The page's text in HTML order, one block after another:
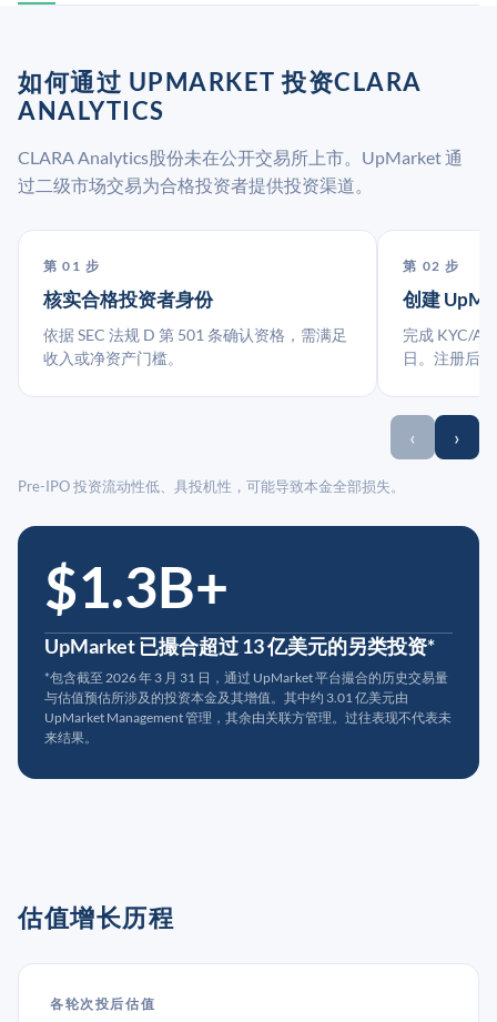
如何通过 UPMARKET 投资CLARA
ANALYTICS
CLARA Analytics股份未在公开交易所上市。UpMarket 通
过二级市场交易为合格投资者提供投资渠道。
第 01 步
核实合格投资者身份
依据 SEC 法规 D 第 501 条确认资格，需满足
收入或净资产门槛。
第 02 步
创建
完成 KYC/
日。注册后
‹ ›
Pre-IPO 投资流动性低、具投机性，可能导致本金全部损失。
$1.3B+
UpMarket 已撮合超过 13 亿美元的另类投资*
*包含截至 2026 年 3 月 31 日，通过 UpMarket 平台撮合的历史交易量
与估值预估所涉及的投资本金及其增值。其中约 3.01 亿美元由
UpMarket Management 管理，其余由关联方管理。过往表现不代表未
来结果。
估值增长历程
各轮次投后估值